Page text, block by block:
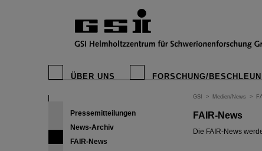
ÜBER UNS FORSCHUNG/
Pressemitteilungen
News-Archiv
FAIR-News
GSI > Medien/News >
FAIR-News
Die FAIR-News